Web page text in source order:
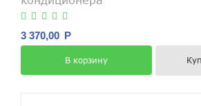
3 370,00 Р
В корзину